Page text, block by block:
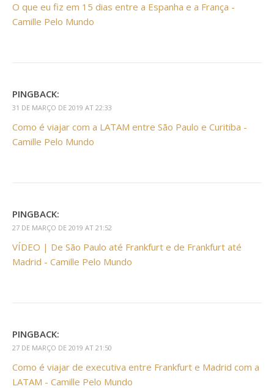
O que eu fiz em 15 dias entre a Espanha e a França -
Camille Pelo Mundo
PINGBACK:
31 DE MARÇO DE 2019 AT 22:33
Como é viajar com a LATAM entre São Paulo e Curitiba -
Camille Pelo Mundo
PINGBACK:
27 DE MARÇO DE 2019 AT 21:52
VÍDEO | De São Paulo até Frankfurt e de Frankfurt até
Madrid - Camille Pelo Mundo
PINGBACK:
27 DE MARÇO DE 2019 AT 21:50
Como é viajar de executiva entre Frankfurt e Madrid com a
LATAM - Camille Pelo Mundo